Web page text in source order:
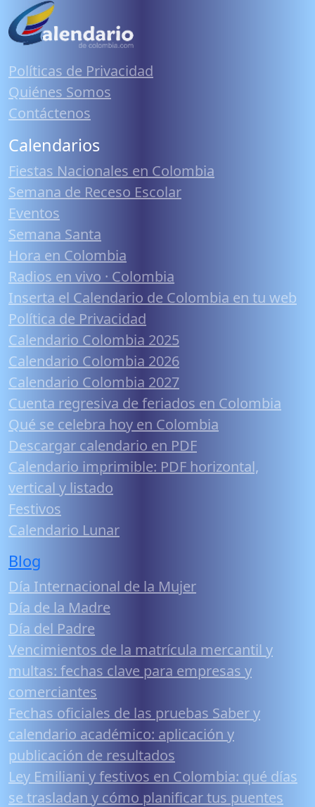
Políticas de Privacidad
Quiénes Somos
Contáctenos
Calendarios
Fiestas Nacionales en Colombia
Semana de Receso Escolar
Eventos
Semana Santa
Hora en Colombia
Radios en vivo · Colombia
Inserta el Calendario de Colombia en tu web
Política de Privacidad
Calendario Colombia 2025
Calendario Colombia 2026
Calendario Colombia 2027
Cuenta regresiva de feriados en Colombia
Qué se celebra hoy en Colombia
Descargar calendario en PDF
Calendario imprimible: PDF horizontal,
vertical y listado
Festivos
Calendario Lunar
Blog
Día Internacional de la Mujer
Día de la Madre
Día del Padre
Vencimientos de la matrícula mercantil y
multas: fechas clave para empresas y
comerciantes
Fechas oficiales de las pruebas Saber y
calendario académico: aplicación y
publicación de resultados
Ley Emiliani y festivos en Colombia: qué días
se trasladan y cómo planificar tus puentes